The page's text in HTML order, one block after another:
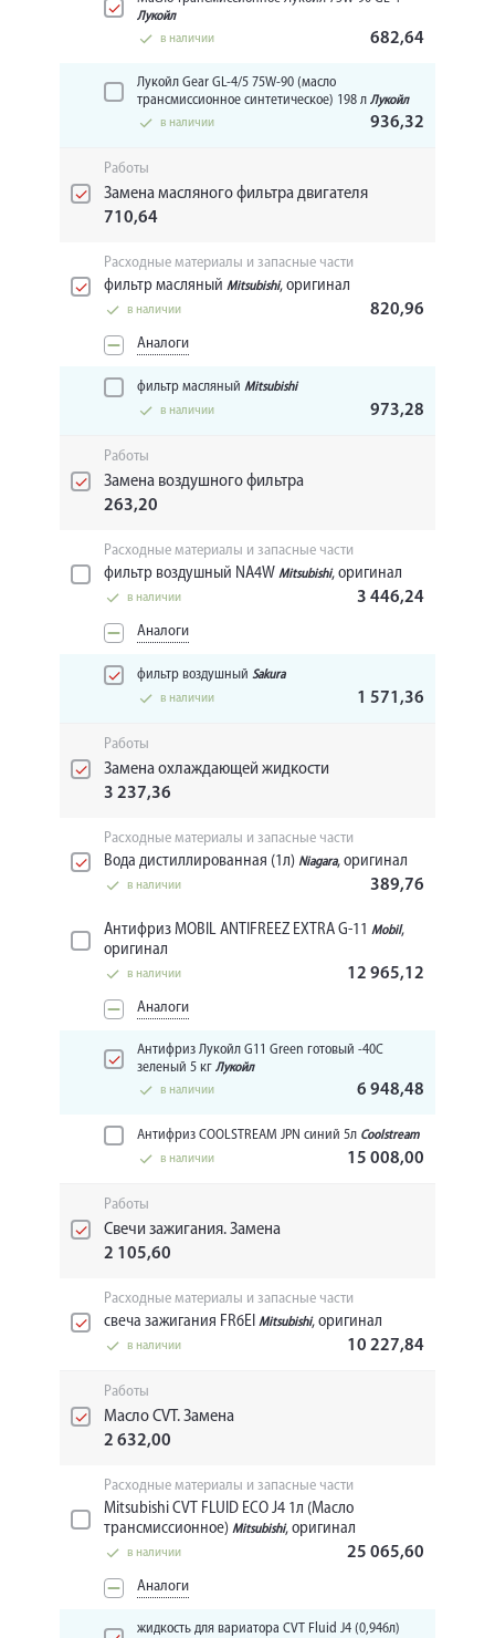
Лукойл
в наличии
682,64
Лукойл Gear GL-4/5 75W-90 (масло
трансмиссионное синтетическое) 198 л Лукойл
в наличии
936,32
Работы
Замена масляного фильтра двигателя
710,64
Расходные материалы и запасные части
фильтр масляный Mitsubishi, оригинал
в наличии 820,96
Аналоги
фильтр масляный Mitsubishi
в наличии
973,28
Работы
Замена воздушного фильтра
263,20
Расходные материалы и запасные части
фильтр воздушный NA4W Mitsubishi, оригинал
в наличии 3 446,24
Аналоги
фильтр воздушный Sakura
в наличии
1 571,36
Работы
Замена охлаждающей жидкости
3 237,36
Расходные материалы и запасные части
Вода дистиллированная (1л) Niagara, оригинал
в наличии 389,76
Антифриз MOBIL ANTIFREEZ EXTRA G-11 Mobil,
оригинал
в наличии 12 965,12
Аналоги
Антифриз Лукойл G11 Green готовый -40C
зеленый 5 кг Лукойл
в наличии
6 948,48
Антифриз COOLSTREAM JPN синий 5л Coolstream
в наличии
15 008,00
Работы
Свечи зажигания. Замена
2 105,60
Расходные материалы и запасные части
свеча зажигания FR6EI Mitsubishi, оригинал
в наличии 10 227,84
Работы
Масло CVT. Замена
2 632,00
Расходные материалы и запасные части
Mitsubishi CVT FLUID ECO J4 1л (Масло
трансмиссионное) Mitsubishi, оригинал
в наличии 25 065,60
Аналоги
жидкость для вариатора CVT Fluid J4 (0,946л)